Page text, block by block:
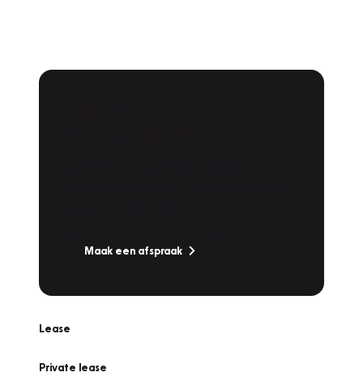
Maak een afspraak
Lease
Private lease